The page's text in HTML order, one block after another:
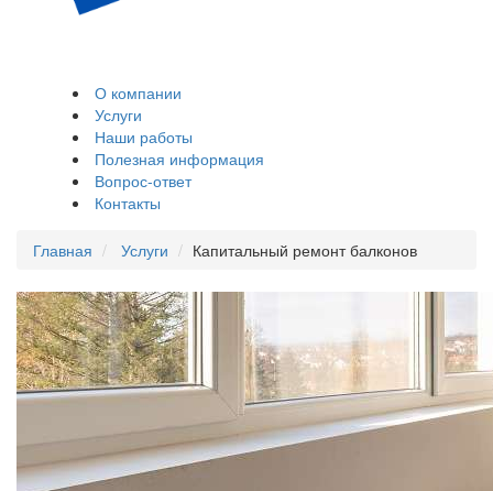
О компании
Услуги
Наши работы
Полезная информация
Вопрос-ответ
Контакты
Главная Услуги Капитальный ремонт балконов